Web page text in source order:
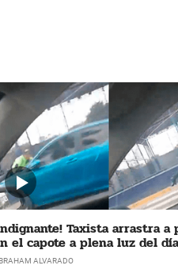
Taxista arrastra a
el capote a plena luz del día
ALVARADO